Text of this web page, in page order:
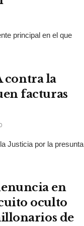
principal en el que
contra la
facturas
Justicia por la presunta
en
oculto
de